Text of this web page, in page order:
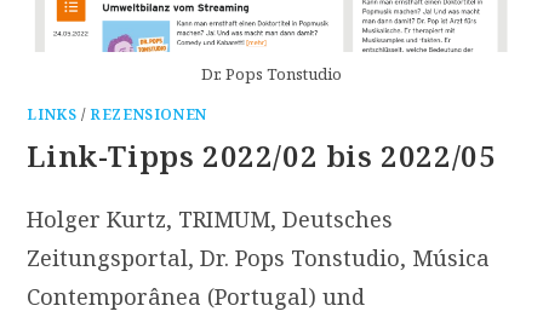
Dr. Pops Tonstudio
LINKS / REZENSIONEN
Link-Tipps 2022/02 bis 2022/05
Holger Kurtz, TRIMUM, Deutsches
Zeitungsportal, Dr. Pops Tonstudio, Música
Contemporânea (Portugal) und